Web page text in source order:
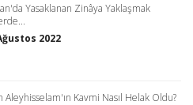
Yasaklanan Zinâya Yaklaşmak
2022
Aleyhisselam'ın Kavmi Nasıl Helak Oldu?